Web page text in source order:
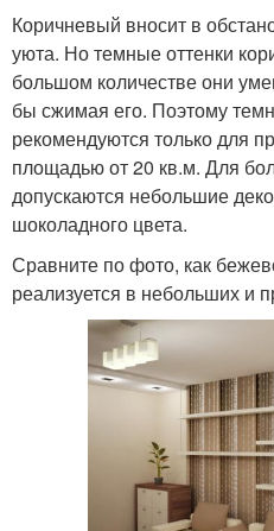
Коричневый вносит в
уюта. Но темные оттенки
большом количестве они
бы сжимая его. Поэтому
рекомендуются только для
площадью от 20 кв.м. Для
допускаются небольшие
шоколадного цвета.
Сравните по фото, как
реализуется в небольших и